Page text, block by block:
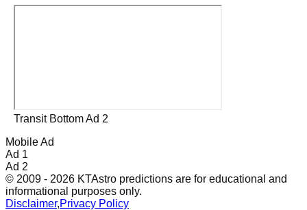
Transit Bottom Ad 2
Mobile Ad
Ad 1
Ad 2
© 2009 - 2026 KTAstro predictions are for educational and
informational purposes only.
Disclaimer,Privacy Policy